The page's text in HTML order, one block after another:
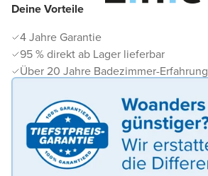
Deine Vorteile
4 Jahre Garantie
95 % direkt ab Lager lieferbar
Über 20 Jahre Badezimmer-Erfahrung